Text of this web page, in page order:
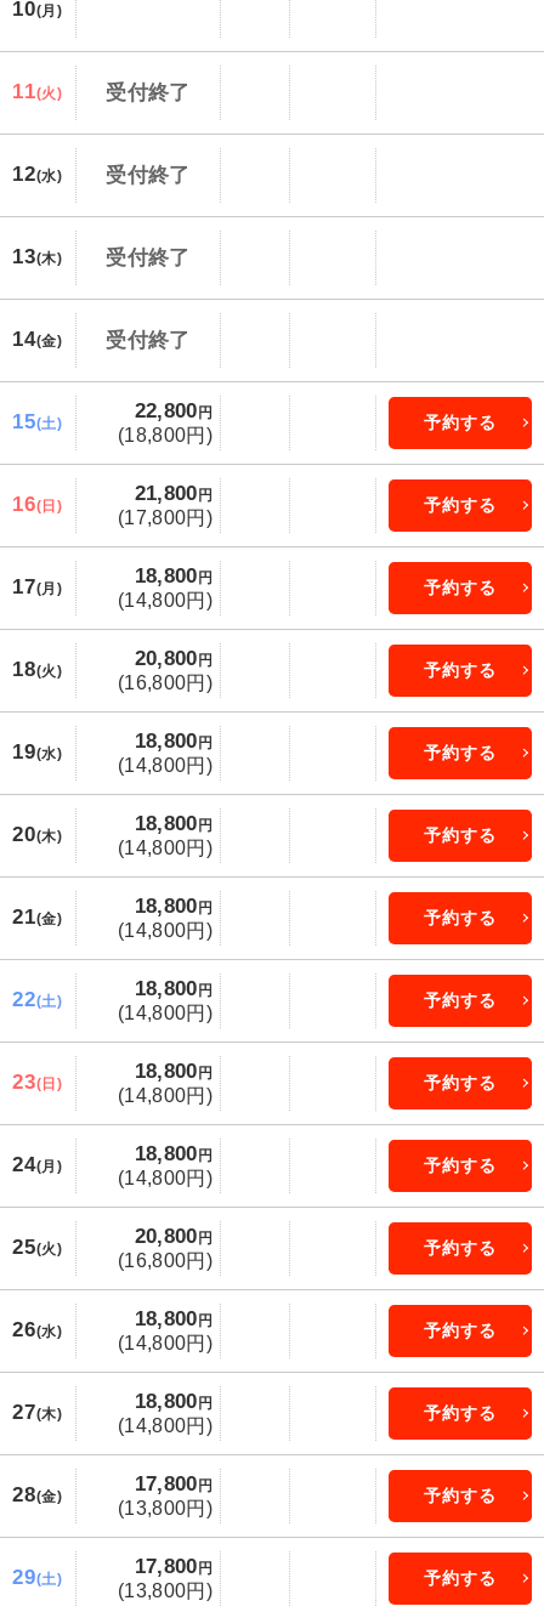
10(月)
11(火) 受付終了
12(水) 受付終了
13(木) 受付終了
14(金) 受付終了
15(土)
22,800 円
(18,800円)
予約する
16(日)
21,800 円
(17,800円)
予約する
17(月)
18,800 円
(14,800円)
予約する
18(火)
20,800 円
(16,800円)
予約する
19(水)
18,800 円
(14,800円)
予約する
20(木)
18,800 円
(14,800円)
予約する
21(金)
18,800 円
(14,800円)
予約する
22(土)
18,800 円
(14,800円)
予約する
23(日)
18,800 円
(14,800円)
予約する
24(月)
18,800 円
(14,800円)
予約する
25(火)
20,800 円
(16,800円)
予約する
26(水)
18,800 円
(14,800円)
予約する
27(木)
18,800 円
(14,800円)
予約する
28(金)
17,800 円
(13,800円)
予約する
29(土)
17,800 円
(13,800円)
予約する